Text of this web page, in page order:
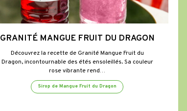
GRANITÉ MANGUE FRUIT DU DRAGON
Découvrez la recette de Granité Mangue Fruit du
Dragon, incontournable des étés ensoleillés. Sa couleur
rose vibrante rend…
Sirop de Mangue Fruit du Dragon